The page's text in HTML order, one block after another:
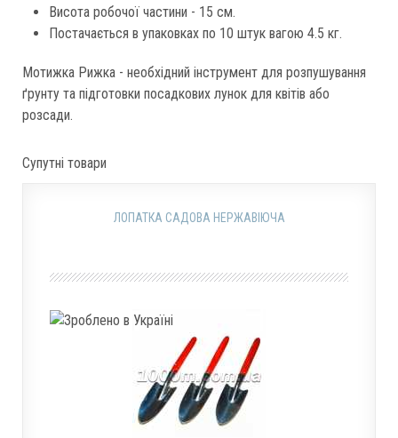
Висота робочої частини - 15 см.
Постачається в упаковках по 10 штук вагою 4.5 кг.
Мотижка Рижка - необхідний інструмент для розпушування
ґрунту та підготовки посадкових лунок для квітів або
розсади.
Супутні товари
ЛОПАТКА САДОВА НЕРЖАВІЮЧА